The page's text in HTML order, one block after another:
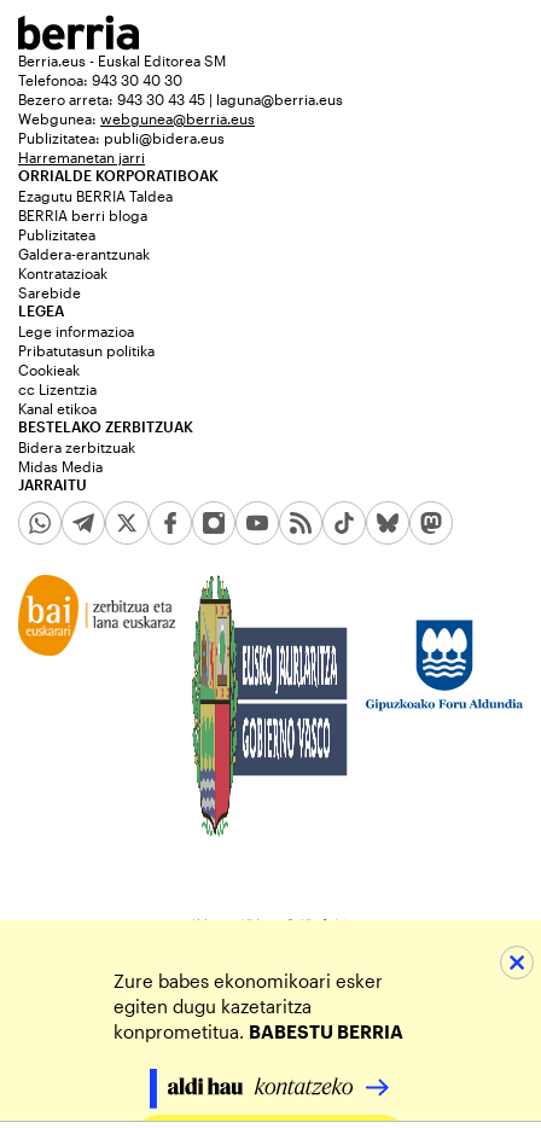
Berria.eus - Euskal Editorea SM
Telefonoa: 943 30 40 30
Bezero arreta: 943 30 43 45 | laguna@berria.eus
Webgunea: webgunea@berria.eus
Publizitatea: publi@bidera.eus
Harremanetan jarri
ORRIALDE KORPORATIBOAK
Ezagutu BERRIA Taldea
BERRIA berri bloga
Publizitatea
Galdera-erantzunak
Kontratazioak
Sarebide
JARRAITU
LEGEA
Lege informazioa
Pribatutasun politika
Cookieak
cc Lizentzia
Kanal etikoa
BESTELAKO ZERBITZUAK
Bidera zerbitzuak
Midas Media
Zure babes ekonomikoari esker
egiten dugu kazetaritza
konprometitua. BABESTU BERRIA